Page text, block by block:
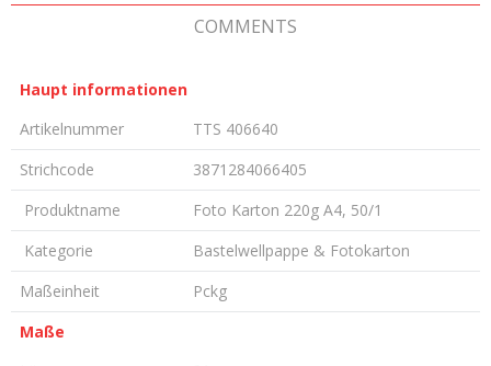
COMMENTS
Haupt informationen
Artikelnummer
TTS 406640
Strichcode
3871284066405
Produktname
Foto Karton 220g A4, 50/1
Kategorie
Bastelwellpappe & Fotokarton
Maßeinheit
Pckg
Maße